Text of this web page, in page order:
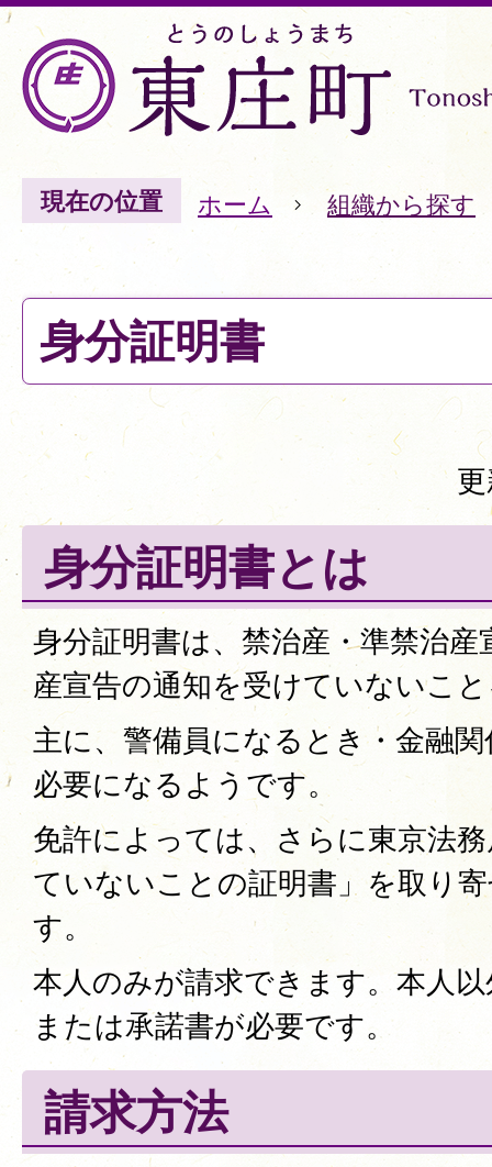
現在の位置 ホーム 組織から探す
身分証明書
身分証明書とは
身分証明書は、禁治産・準禁治
産宣告の通知を受けていないこ
主に、警備員になるとき・金融
必要になるようです。
免許によっては、さらに東京法
ていないことの証明書」を取り
す。
本人のみが請求できます。本人
または承諾書が必要です。
請求方法